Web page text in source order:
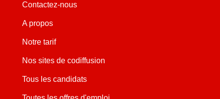
Contactez-nous
A propos
Notre tarif
Nos sites de codiffusion
Tous les candidats